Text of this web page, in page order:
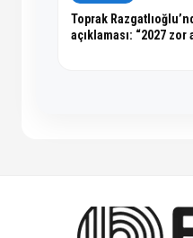
Toprak
açıklaması: “2027 zor